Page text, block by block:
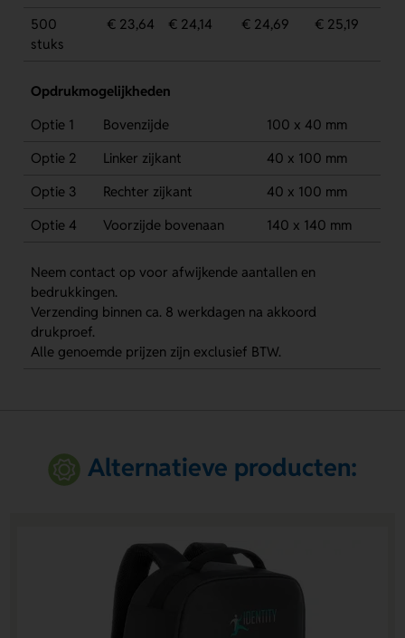
500
stuks
€ 23,64 € 24,14 € 24,69 € 25,19
Opdrukmogelijkheden
Optie 1
Bovenzijde
100 x 40 mm
Optie 2
Linker zijkant
40 x 100 mm
Optie 3
Rechter zijkant
40 x 100 mm
Optie 4
Voorzijde bovenaan 140 x 140 mm
Neem contact op voor afwijkende aantallen en
bedrukkingen.
Verzending binnen ca. 8 werkdagen na akkoord
drukproef.
Alle genoemde prijzen zijn exclusief BTW.
Alternatieve producten: